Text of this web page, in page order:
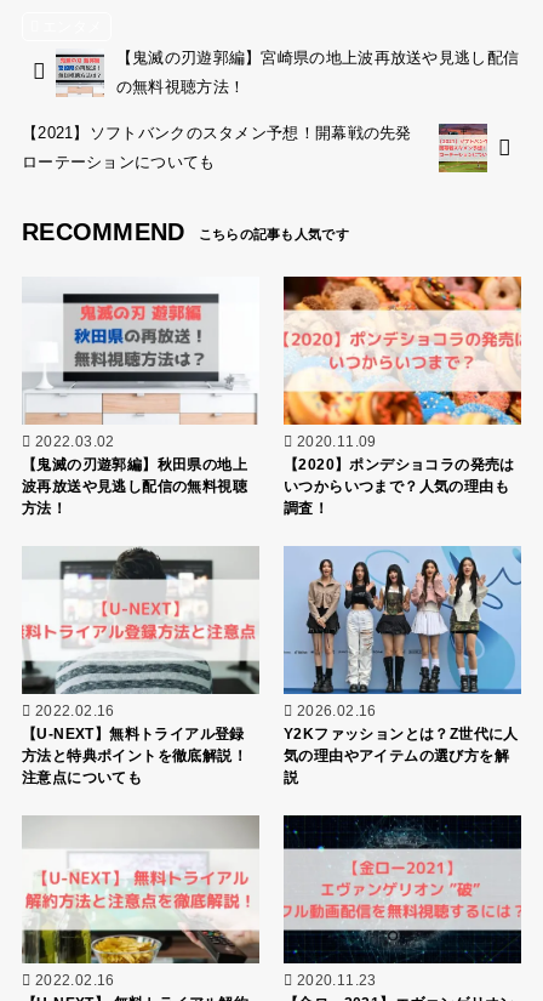
【鬼滅の刃遊郭編】宮崎県の地上波再放送や見逃し配信
の無料視聴方法！
【2021】ソフトバンクのスタメン予想！開幕戦の先発
ローテーションについても
RECOMMEND
2022.03.02
【鬼滅の刃遊郭編】秋田県の地上
波再放送や見逃し配信の無料視聴
方法！
2020.11.09
【2020】ポンデショコラの発売は
いつからいつまで？人気の理由も
調査！
2022.02.16
【U-NEXT】無料トライアル登録
方法と特典ポイントを徹底解説！
注意点についても
2026.02.16
Y2Kファッションとは？Z世代に人
気の理由やアイテムの選び方を解
説
2022.02.16 2020.11.23